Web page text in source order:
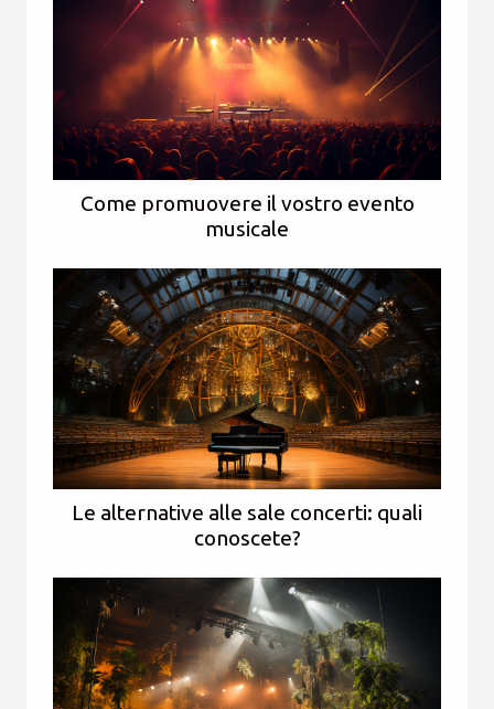
Come promuovere il vostro evento
musicale
Le alternative alle sale concerti: quali
conoscete?